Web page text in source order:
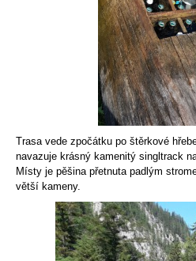
Trasa vede zpočátku po štěrkové
navazuje krásný kamenitý singltrack
Místy je pěšina přetnuta padlým
větší kameny.